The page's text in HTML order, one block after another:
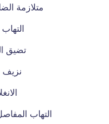
متلازمة
تضيق
نزيف
التهاب